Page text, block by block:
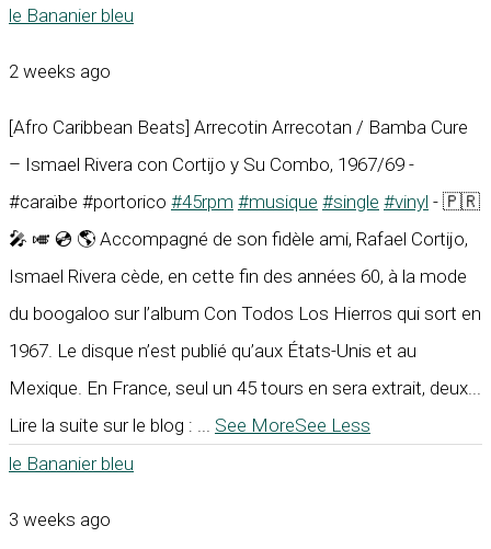
le Bananier bleu
2 weeks ago
[Afro Caribbean Beats] Arrecotin Arrecotan / Bamba Cure
– Ismael Rivera con Cortijo y Su Combo, 1967/69 -
#caraïbe #portorico #45rpm #musique #single #vinyl - 🇵🇷
🎤 🎺 💿 🌎 Accompagné de son fidèle ami, Rafael Cortijo,
Ismael Rivera cède, en cette fin des années 60, à la mode
du boogaloo sur l’album Con Todos Los Hierros qui sort en
1967. Le disque n’est publié qu’aux États-Unis et au
Mexique. En France, seul un 45 tours en sera extrait, deux...
Lire la suite sur le blog :
See MoreSee Less
le Bananier bleu
3 weeks ago